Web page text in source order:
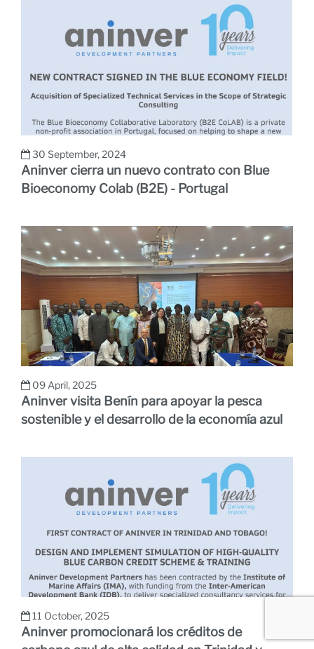
30 September, 2024
Aninver cierra un nuevo contrato con Blue
Bioeconomy Colab (B2E) - Portugal
09 April, 2025
Aninver visita Benín para apoyar la pesca
sostenible y el desarrollo de la economía azul
11 October, 2025
Aninver promocionará los créditos de